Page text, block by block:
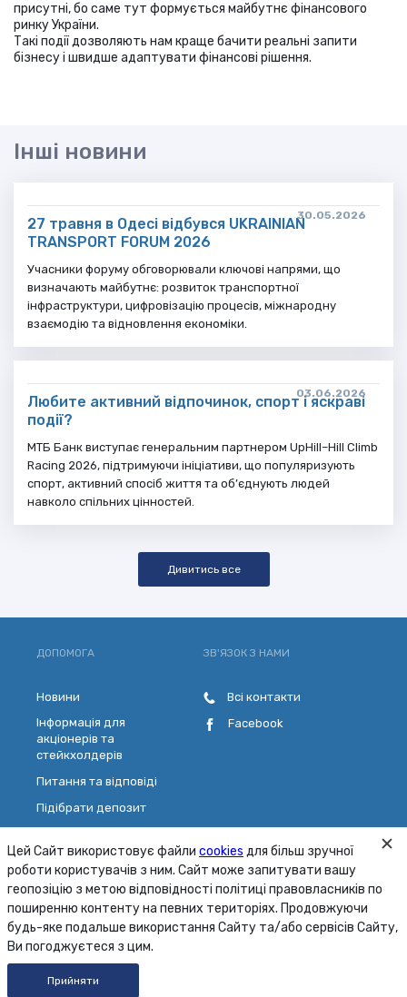
присутні, бо саме тут формується майбутнє фінансового
ринку України.
Такі події дозволяють нам краще бачити реальні запити
бізнесу і швидше адаптувати фінансові рішення.
Інші новини
30.05.2026
27 травня в Одесі відбувся UKRAINIAN
TRANSPORT FORUM 2026
Учасники форуму обговорювали ключові напрями, що
визначають майбутнє: розвиток транспортної
інфраструктури, цифровізацію процесів, міжнародну
взаємодію та відновлення економіки.
03.06.2026
Любите активний відпочинок, спорт і яскраві
події?
МТБ Банк виступає генеральним партнером UpHill–Hill Climb
Racing 2026, підтримуючи ініціативи, що популяризують
спорт, активний спосіб життя та об’єднують людей
навколо спільних цінностей.
Дивитись все
Цей Сайт використовує файли cookies для більш зручної
роботи користувачів з ним. Сайт може запитувати вашу
геопозіцію з метою відповідності політиці правовласників по
поширенню контенту на певних територіях. Продовжуючи
будь-яке подальше використання Сайту та/або сервісів Сайту,
Ви погоджуєтеся з цим.
Прийняти
ДОПОМОГА
Новини
Інформація для
акціонерів та
стейкхолдерів
Питання та відповіді
Підібрати депозит
Обрати платіжну картку
Зворотній зв'язок
ЗВ'ЯЗОК З НАМИ
Всі контакти
Facebook
© 2001 - 2026 ПАТ «МТБ БАНК»
Карта сайту